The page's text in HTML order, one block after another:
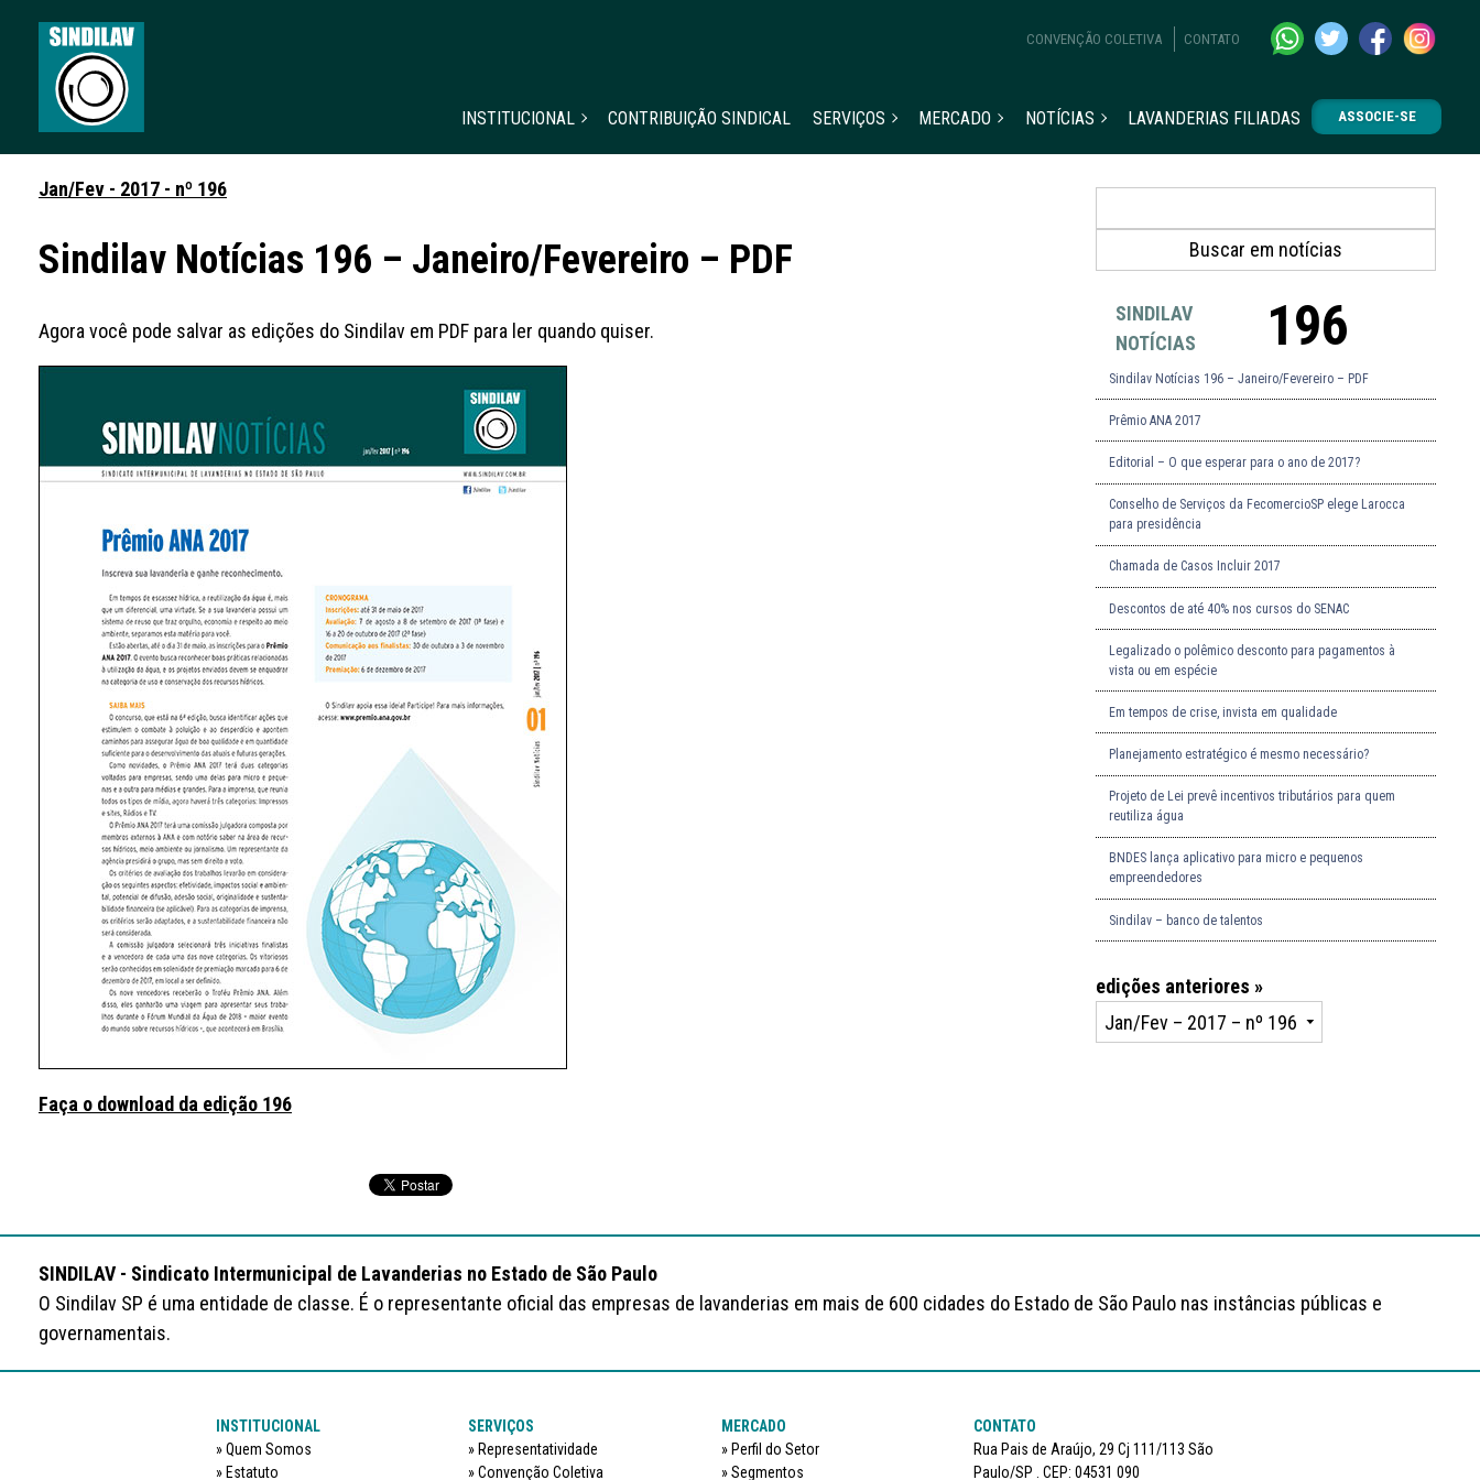
CONVENÇÃO COLETIVA CONTATO
INSTITUCIONAL CONTRIBUIÇÃO SINDICAL SERVIÇOS MERCADO NOTÍCIAS LAVANDERIAS FILIADAS ASSOCIE-SE
Jan/Fev - 2017 - nº 196
Sindilav Notícias 196 – Janeiro/Fevereiro – PDF
Agora você pode salvar as edições do Sindilav em PDF para ler quando quiser.
Faça o download da edição 196
SINDILAV
NOTÍCIAS
196
Sindilav Notícias 196 – Janeiro/Fevereiro – PDF
Prêmio ANA 2017
Editorial – O que esperar para o ano de 2017?
Conselho de Serviços da FecomercioSP elege Larocca
para presidência
Chamada de Casos Incluir 2017
Descontos de até 40% nos cursos do SENAC
Legalizado o polêmico desconto para pagamentos à
vista ou em espécie
Em tempos de crise, invista em qualidade
Planejamento estratégico é mesmo necessário?
Projeto de Lei prevê incentivos tributários para quem
reutiliza água
BNDES lança aplicativo para micro e pequenos
empreendedores
Sindilav – banco de talentos
edições anteriores »
SINDILAV - Sindicato Intermunicipal de Lavanderias no Estado de São Paulo
O Sindilav SP é uma entidade de classe. É o representante oficial das empresas de lavanderias em mais de 600 cidades do Estado de São Paulo nas instâncias públicas e
governamentais.
INSTITUCIONAL
Quem Somos
Estatuto
SERVIÇOS
Representatividade
Convenção Coletiva
MERCADO
Perfil do Setor
Segmentos
CONTATO
Rua Pais de Araújo, 29 Cj 111/113 São
Paulo/SP . CEP: 04531 090